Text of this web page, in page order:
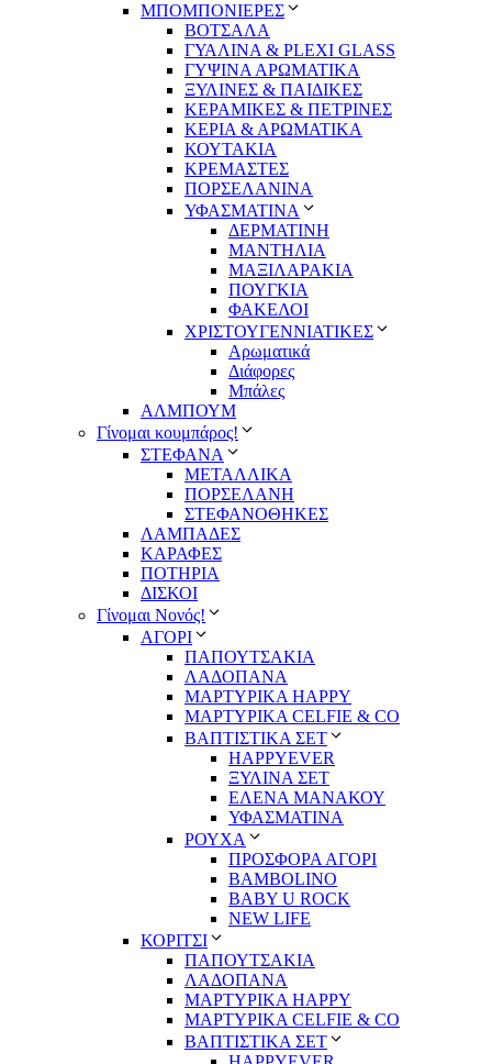
ΜΠΟΜΠΟΝΙΕΡΕΣ
ΒΟΤΣΑΛΑ
ΓΥΑΛΙΝΑ & PLEXI GLASS
ΓΥΨΙΝΑ ΑΡΩΜΑΤΙΚΑ
ΞΥΛΙΝΕΣ & ΠΑΙΔΙΚΕΣ
ΚΕΡΑΜΙΚΕΣ & ΠΕΤΡΙΝΕΣ
ΚΕΡΙΑ & ΑΡΩΜΑΤΙΚΑ
ΚΟΥΤΑΚΙΑ
ΚΡΕΜΑΣΤΕΣ
ΠΟΡΣΕΛΑΝΙΝΑ
ΥΦΑΣΜΑΤΙΝA
ΔΕΡΜΑΤΙΝΗ
ΜΑΝΤΗΛΙΑ
ΜΑΞΙΛΑΡΑΚΙΑ
ΠΟΥΓΚΙΑ
ΦΑΚΕΛΟΙ
ΧΡΙΣΤΟΥΓΕΝΝΙΑΤΙΚΕΣ
Αρωματικά
Διάφορες
Μπάλες
ΑΛΜΠΟΥΜ
Γίνομαι κουμπάρος!
ΣΤΕΦΑΝΑ
ΜΕΤΑΛΛΙΚΑ
ΠΟΡΣΕΛΑΝΗ
ΣΤΕΦΑΝΟΘΗΚΕΣ
ΛΑΜΠΑΔΕΣ
ΚΑΡΑΦΕΣ
ΠΟΤΗΡΙΑ
ΔΙΣΚΟΙ
Γίνομαι Νονός!
ΑΓΟΡΙ
ΠΑΠΟΥΤΣΑΚΙΑ
ΛΑΔΟΠΑΝΑ
ΜΑΡΤΥΡΙΚΑ HAPPY
ΜΑΡΤΥΡΙΚΑ CELFIE & CO
ΒΑΠΤΙΣΤΙΚΑ ΣΕΤ
HAPPYEVER
ΞΥΛΙΝΑ ΣΕΤ
ΕΛΕΝΑ ΜΑΝΑΚΟΥ
ΥΦΑΣΜΑΤΙΝΑ
ΡΟΥΧΑ
ΠΡΟΣΦΟΡΑ ΑΓΟΡΙ
BAMBOLINO
BABY U ROCK
NEW LIFE
ΚΟΡΙΤΣΙ
ΠΑΠΟΥΤΣΑΚΙΑ
ΛΑΔΟΠΑΝΑ
ΜΑΡΤΥΡΙΚΑ HAPPY
ΜΑΡΤΥΡΙΚΑ CELFIE & CO
ΒΑΠΤΙΣΤΙΚΑ ΣΕΤ